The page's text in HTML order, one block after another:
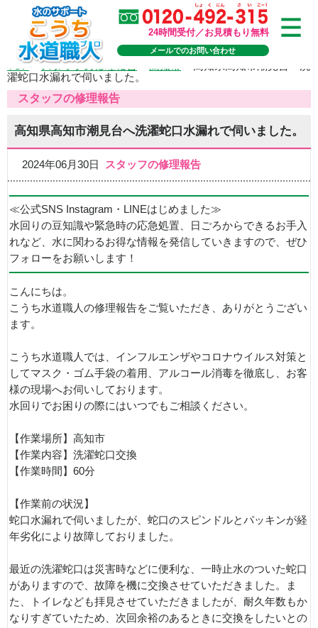
24時間受付／お見積もり無料
メールでのお問い合わせ
TOP>スタッフの修理報告
濯蛇口水漏れで伺いました。
スタッフの修理報告
高知県高知市潮見台へ洗濯蛇口水漏れで伺いました。
2024年06月30日 スタッフの修理報告
≪公式SNS Instagram・LINEはじめました≫
水回りの豆知識や緊急時の応急処置、日ごろからできるお手入
れなど、水に関わるお得な情報を発信していきますので、ぜひ
フォローをお願いします！
こんにちは。
こうち水道職人の修理報告をご覧いただき、ありがとうござい
ます。
こうち水道職人では、インフルエンザやコロナウイルス対策と
してマスク・ゴム手袋の着用、アルコール消毒を徹底し、お客
様の現場へお伺いしております。
水回りでお困りの際にはいつでもご相談ください。
【作業場所】高知市
【作業内容】洗濯蛇口交換
【作業時間】60分
【作業前の状況】
蛇口水漏れで伺いましたが、蛇口のスピンドルとパッキンが経
年劣化により故障しておりました。
最近の洗濯蛇口は災害時などに便利な、一時止水のついた蛇口
がありますので、故障を機に交換させていただきました。ま
た、トイレなども拝見させていただきましたが、耐久年数もか
なりすぎていたため、次回余裕のあるときに交換をしたいとの